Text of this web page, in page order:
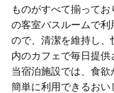
ものがすべて揃って
の客室バスルームで
ので、清潔を維持し
内のカフェで毎日提供
当宿泊施設では、食欲
簡単に利用できるおい